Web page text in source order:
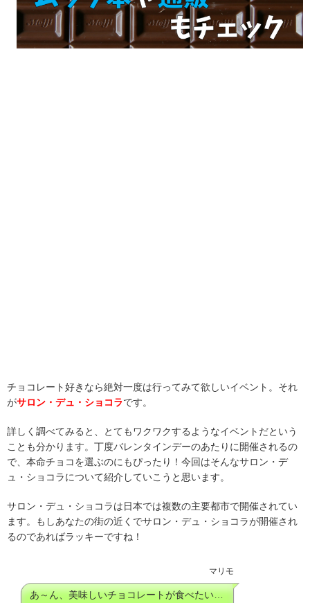
チョコレート好きなら絶対一度は行ってみて欲しいイベント。それ
がサロン・デュ・ショコラです。
詳しく調べてみると、とてもワクワクするようなイベントだという
ことも分かります。丁度バレンタインデーのあたりに開催されるの
で、本命チョコを選ぶのにもぴったり！今回はそんなサロン・デ
ュ・ショコラについて紹介していこうと思います。
サロン・デュ・ショコラは日本では複数の主要都市で開催されてい
ます。もしあなたの街の近くでサロン・デュ・ショコラが開催され
るのであればラッキーですね！
マリモ
あ～ん、美味しいチョコレートが食べたい…